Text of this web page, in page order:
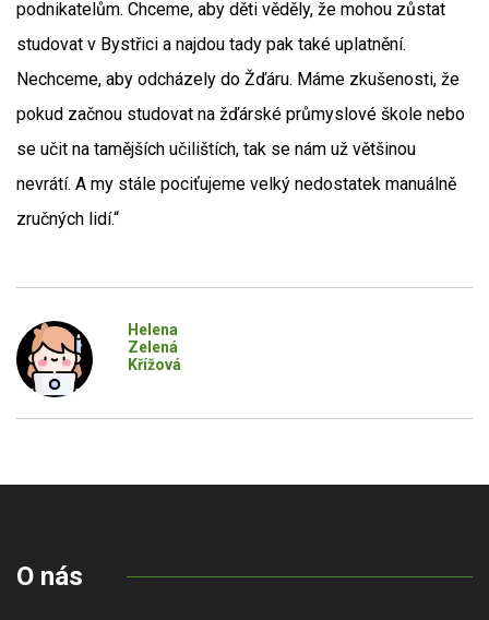
podnikatelům. Chceme, aby děti věděly, že mohou zůstat
studovat v Bystřici a najdou tady pak také uplatnění.
Nechceme, aby odcházely do Žďáru. Máme zkušenosti, že
pokud začnou studovat na žďárské průmyslové škole nebo
se učit na tamějších učilištích, tak se nám už většinou
nevrátí. A my stále pociťujeme velký nedostatek manuálně
zručných lidí.“
Helena
Zelená
Křížová
O nás